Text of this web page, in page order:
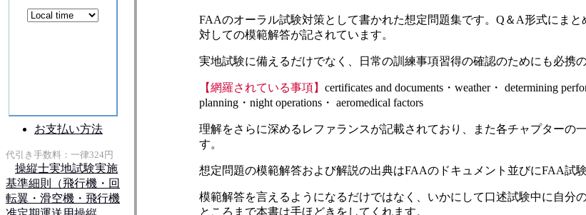
FAAのオーラル試験対策として書かれた想定問題集です。Q＆A形式にま
対しての模範解答が記されています。
実地試験に備えるだけでなく、日常の訓練事項習得の確認のためにも必携
【網羅されている事項】 certificates and documents・weather・ determining
planning・night operations・ aeromedical factors
理解をさらに深めるレファランスが記載されており、また各チャプターの
す。
想定問題の模範解答および解説の出典はFAAのドキュメント並びにFAA試験
模範解答を言えるようになるだけではなく、いかにして口述試験中に自分
ところまで本書は手ほどきをしてくれます。